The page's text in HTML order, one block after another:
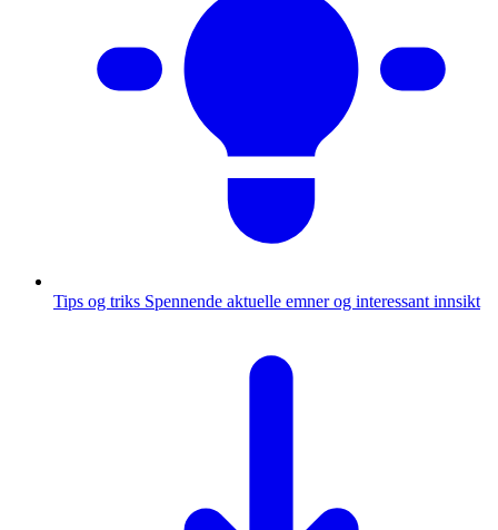
Tips og triks Spennende aktuelle emner og interessant innsikt